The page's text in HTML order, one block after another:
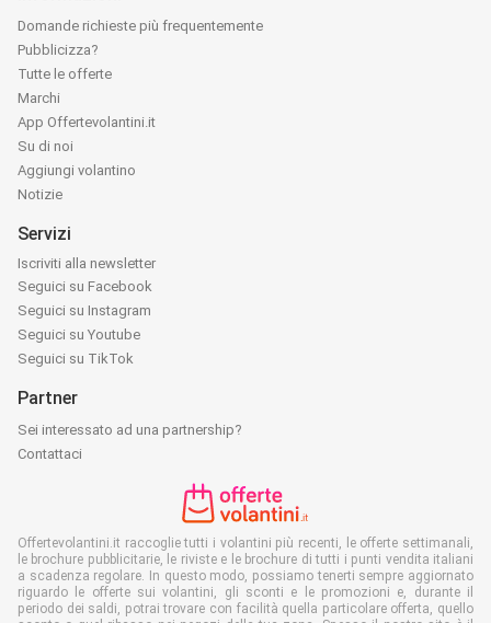
Domande richieste più frequentemente
Pubblicizza?
Tutte le offerte
Marchi
App Offertevolantini.it
Su di noi
Aggiungi volantino
Notizie
Servizi
Iscriviti alla newsletter
Seguici su Facebook
Seguici su Instagram
Seguici su Youtube
Seguici su TikTok
Partner
Sei interessato ad una partnership?
Contattaci
Offertevolantini.it raccoglie tutti i volantini più recenti, le offerte settimanali,
le brochure pubblicitarie, le riviste e le brochure di tutti i punti vendita italiani
a scadenza regolare. In questo modo, possiamo tenerti sempre aggiornato
riguardo le offerte sui volantini, gli sconti e le promozioni e, durante il
periodo dei saldi, potrai trovare con facilità quella particolare offerta, quello